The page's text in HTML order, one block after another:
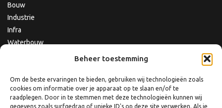
Beheer toestemming
Om de beste ervaringen te bieden, gebruiken wij technologieën zoals
cookies om informatie over je apparaat op te slaan en/of te
raadplegen. Door in te stemmen met deze technologieën kunnen wij
gegevens zoals surfgedrag of unieke ID's op deze site verwerken. Als je
Bouw
Industrie
Infra
Waterbouw